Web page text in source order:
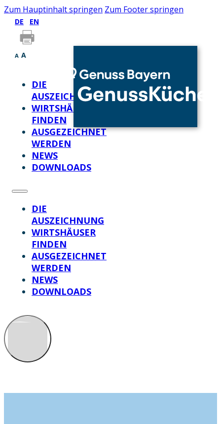
Zum Hauptinhalt springen Zum Footer springen
DE EN
A A
DIE
AUSZEICHNUNG
WIRTSHÄUSER
FINDEN
AUSGEZEICHNET
WERDEN
NEWS
DOWNLOADS
DIE
AUSZEICHNUNG
WIRTSHÄUSER
FINDEN
AUSGEZEICHNET
WERDEN
NEWS
DOWNLOADS